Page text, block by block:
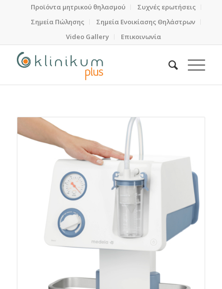
Προϊόντα μητρικού θηλασμού
Συχνές ερωτήσεις
Σημεία Πώλησης
Σημεία Ενοικίασης Θηλάστρων
Video Gallery
Επικοινωνία